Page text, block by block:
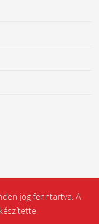
jog fenntartva. A
készítette.